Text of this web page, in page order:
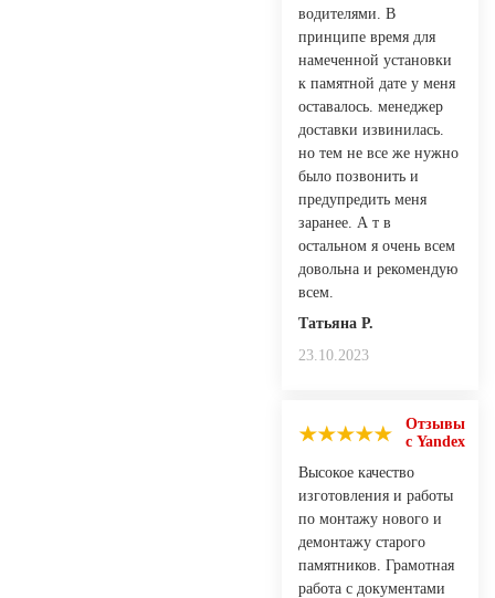
водителями. В
принципе время для
намеченной установки
к памятной дате у меня
оставалось. менеджер
доставки извинилась.
но тем не все же нужно
было позвонить и
предупредить меня
заранее. А т в
остальном я очень всем
довольна и рекомендую
всем.
Татьяна Р.
23.10.2023
Отзывы
с Yandex
Высокое качество
изготовления и работы
по монтажу нового и
демонтажу старого
памятников. Грамотная
работа с документами